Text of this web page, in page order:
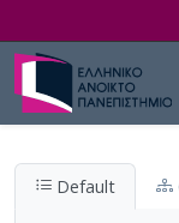
Default